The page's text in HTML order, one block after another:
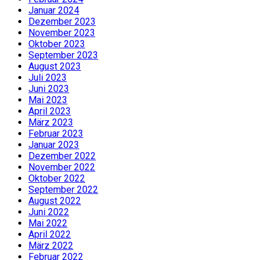
Januar 2024
Dezember 2023
November 2023
Oktober 2023
September 2023
August 2023
Juli 2023
Juni 2023
Mai 2023
April 2023
März 2023
Februar 2023
Januar 2023
Dezember 2022
November 2022
Oktober 2022
September 2022
August 2022
Juni 2022
Mai 2022
April 2022
März 2022
Februar 2022